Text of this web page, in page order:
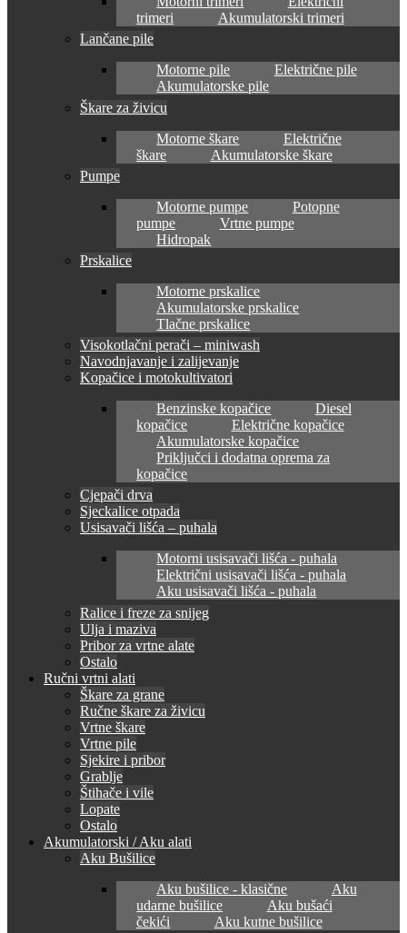
trimeri
Akumulatorski trimeri
Lančane pile
Motorne pile
Električne pile
Akumulatorske pile
Škare za živicu
Motorne škare
Električne
škare
Akumulatorske škare
Pumpe
Motorne pumpe
Potopne
pumpe
Vrtne pumpe
Hidropak
Prskalice
Motorne prskalice
Akumulatorske prskalice
Tlačne prskalice
Visokotlačni perači – miniwash
Navodnjavanje i zalijevanje
Kopačice i motokultivatori
Benzinske kopačice
Diesel
kopačice
Električne kopačice
Akumulatorske kopačice
Priključci i dodatna oprema za
kopačice
Cjepači drva
Sjeckalice otpada
Usisavači lišća – puhala
Motorni usisavači lišća - puhala
Električni usisavači lišća - puhala
Aku usisavači lišća - puhala
Ralice i freze za snijeg
Ulja i maziva
Pribor za vrtne alate
Ostalo
Ručni vrtni alati
Škare za grane
Ručne škare za živicu
Vrtne škare
Vrtne pile
Sjekire i pribor
Grablje
Štihače i vile
Lopate
Ostalo
Akumulatorski / Aku alati
Aku Bušilice
Aku bušilice - klasične
Aku
udarne bušilice
Aku bušaći
čekići
Aku kutne bušilice